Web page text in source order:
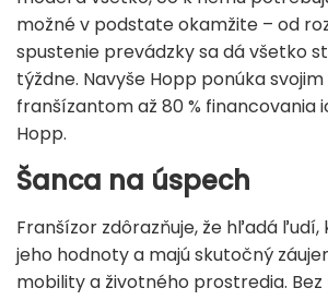
možné v podstate okamžite – od
spustenie prevádzky sa dá všetko
týždne. Navyše Hopp ponúka
franšízantom až 80 % financovania
Hopp.
Šanca na úspech
Franšízor zdôrazňuje, že hľadá
jeho hodnoty a majú skutočný
mobility a životného prostredia.